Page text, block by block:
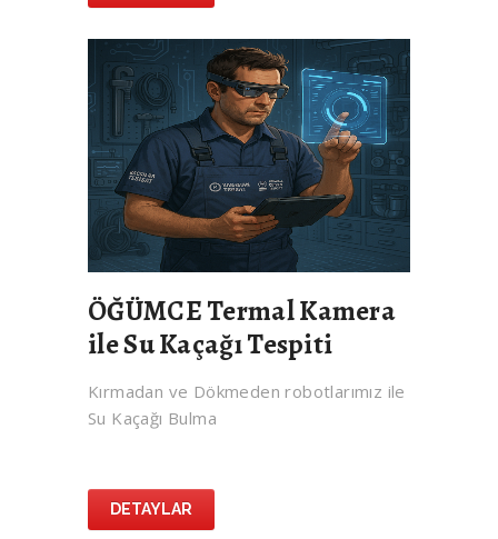
ÖĞÜMCE Termal Kamera
ile Su Kaçağı Tespiti
Kırmadan ve Dökmeden robotlarımız ile
Su Kaçağı Bulma
DETAYLAR